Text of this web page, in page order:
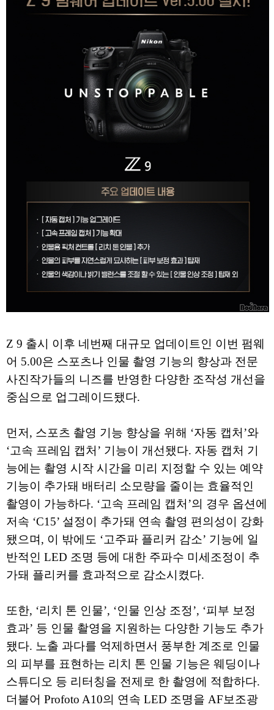
Z 9 출시 이후 네번째 대규모 업데이트인 이번 펌웨
어 5.00은 스포츠나 인물 촬영 기능의 향상과 전문
사진작가들의 니즈를 반영한 다양한 조작성 개선을
중심으로 업그레이드됐다.
먼저, 스포츠 촬영 기능 향상을 위해 ‘자동 캡처’와
‘고속 프레임 캡처’ 기능이 개선됐다. 자동 캡처 기
능에는 촬영 시작 시간을 미리 지정할 수 있는 예약
기능이 추가돼 배터리 소모량을 줄이는 효율적인
촬영이 가능하다. ‘고속 프레임 캡처’의 경우 옵션에
저속 ‘C15’ 설정이 추가돼 연속 촬영 편의성이 강화
됐으며, 이 밖에도 ‘고주파 플리커 감소’ 기능에 일
반적인 LED 조명 등에 대한 주파수 미세조정이 추
가돼 플리커를 효과적으로 감소시켰다.
또한, ‘리치 톤 인물’, ‘인물 인상 조정’, ‘피부 보정
효과’ 등 인물 촬영을 지원하는 다양한 기능도 추가
됐다. 노출 과다를 억제하면서 풍부한 계조로 인물
의 피부를 표현하는 리치 톤 인물 기능은 웨딩이나
스튜디오 등 리터칭을 전제로 한 촬영에 적합하다.
더불어 Profoto A10의 연속 LED 조명을 AF보조광